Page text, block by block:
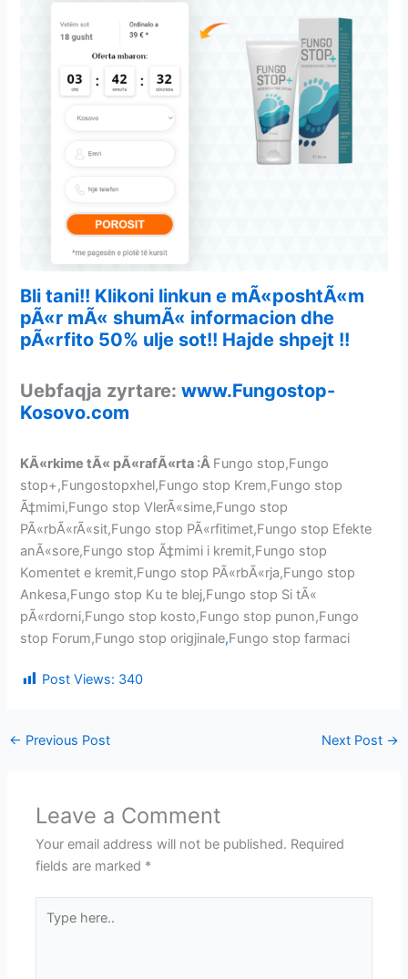
Bli tani!! Klikoni linkun e mÃ«poshtÃ«m
pÃ«r mÃ« shumÃ« informacion dhe
pÃ«rfito 50% ulje sot!! Hajde shpejt !!
Uebfaqja zyrtare:www.Fungostop-
Kosovo.com
KÃ«rkime tÃ« pÃ«rafÃ«rta :Â Fungo stop,Fungo
stop+,Fungostopxhel,Fungo stop Krem,Fungo stop
Ã‡mimi,Fungo stop VlerÃ«sime,Fungo stop
PÃ«rbÃ«rÃ«sit,Fungo stop PÃ«rfitimet,Fungo stop Efekte
anÃ«sore,Fungo stop Ã‡mimi i kremit,Fungo stop
Komentet e kremit,Fungo stop PÃ«rbÃ«rja,Fungo stop
Ankesa,Fungo stop Ku te blej,Fungo stop Si tÃ«
pÃ«rdorni,Fungo stop kosto,Fungo stop punon,Fungo
stop Forum,Fungo stop origjinale,Fungo stop farmaci
Post Views: 340
← Previous Post Next Post →
Leave a Comment
Your email address will not be published. Required
fields are marked *
here..